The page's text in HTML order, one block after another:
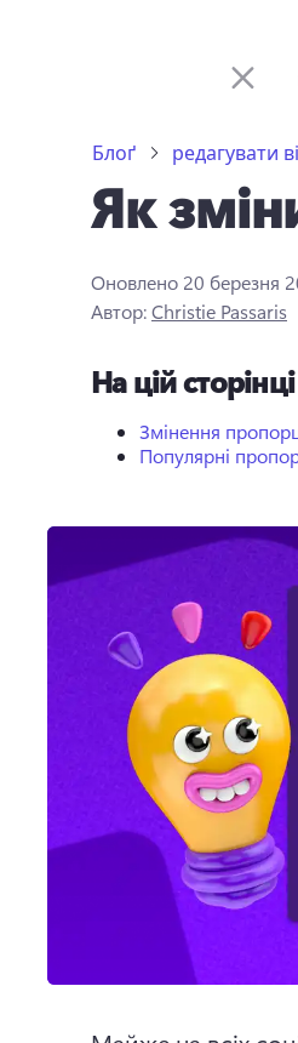
Блоґ редагувати
Як
Оновлено 20 березня
Автор:Christie Passaris
На цій сторінці
Змінення
Популярні